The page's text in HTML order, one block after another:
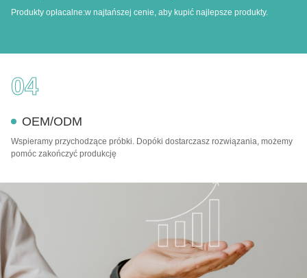
Produkty opłacalne:w najtańszej cenie, aby kupić najlepsze produkty.
04
OEM/ODM
Wspieramy przychodzące próbki. Dopóki dostarczasz rozwiązania, możemy
pomóc zakończyć produkcję